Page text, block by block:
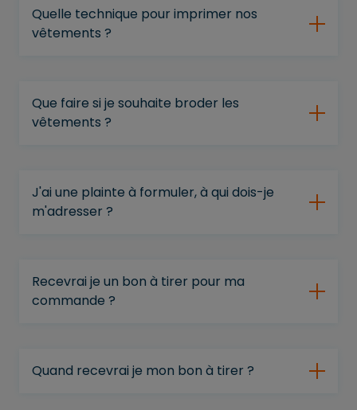
Quelle technique pour imprimer nos
vêtements ?
Que faire si je souhaite broder les
vêtements ?
J'ai une plainte à formuler, à qui dois-je
m'adresser ?
Recevrai je un bon à tirer pour ma
commande ?
Quand recevrai je mon bon à tirer ?